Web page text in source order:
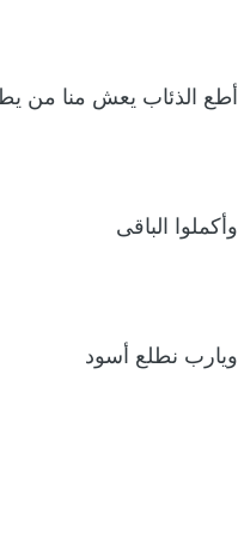
أطع الذئاب يعش منا من
وأكملوا الباقى
ويارب نطلع أسود